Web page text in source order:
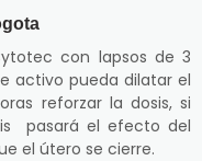
con lapsos de 3
activo pueda dilatar el
reforzar la dosis, si
pasará el efecto del
el útero se cierre.